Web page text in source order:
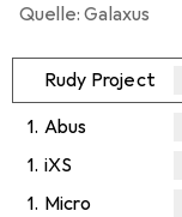
Quelle: Galaxus
Rudy Project
1. Abus
1. iXS
1. Micro